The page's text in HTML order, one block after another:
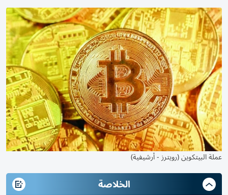
عملة البيتكوين (رويترز - أرشيفية)
الخلاصة